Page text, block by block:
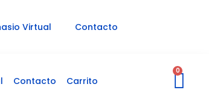
Virtual Contacto
Contacto Carrito
0